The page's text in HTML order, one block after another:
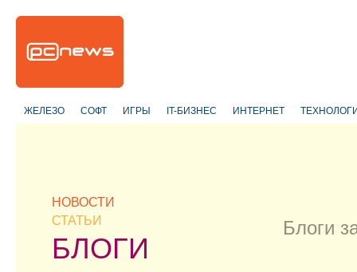
ЖЕЛЕЗО СОФТ ИГРЫ IT-БИЗНЕС ИНТЕРНЕТ
НОВОСТИ
СТАТЬИ
БЛОГИ
Блоги